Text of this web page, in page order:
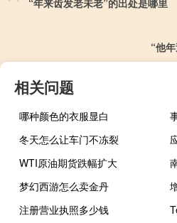
“他
相关问题
哪种颜色的衣服显白
冬天怎么让车门不冻裂
WTI原油期货跌幅扩大
梦幻西游怎么卖金丹
注册营业执照多少钱